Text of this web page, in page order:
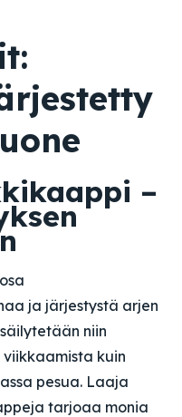
–
ja järjestystä arjen
niin
kuin
pesua. Laaja
tarjoaa monia